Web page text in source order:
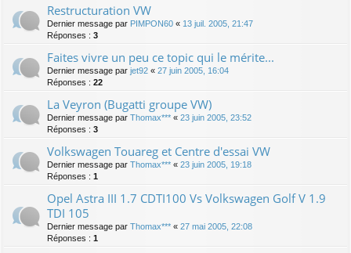
Restructuration VW
Dernier message par PIMPON60 « 13 juil. 2005, 21:47
Réponses : 3
Faites vivre un peu ce topic qui le mérite...
Dernier message par jet92 « 27 juin 2005, 16:04
Réponses : 22
La Veyron (Bugatti groupe VW)
Dernier message par Thomax*** « 23 juin 2005, 23:52
Réponses : 3
Volkswagen Touareg et Centre d'essai VW
Dernier message par Thomax*** « 23 juin 2005, 19:18
Réponses : 1
Opel Astra III 1.7 CDTI100 Vs Volkswagen Golf V 1.9
TDI 105
Dernier message par Thomax*** « 27 mai 2005, 22:08
Réponses : 1